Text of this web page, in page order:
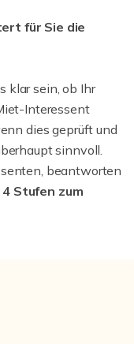
für Sie die
klar sein, ob Ihr
Interessent
dies geprüft und
sinnvoll.
beantworten
4 Stufen zum